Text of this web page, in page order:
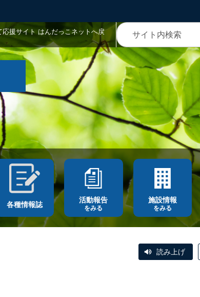
応援サイト はんだっこネットへ戻
各種情報誌
活動報告
をみる
施設情報
をみる
読み上げ